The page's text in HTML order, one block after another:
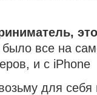
было все на
и с iPhone
для себя